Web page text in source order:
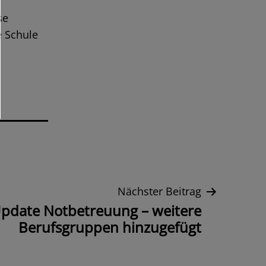
Nächster Beitrag
Notbetreuung – weitere
Berufsgruppen hinzugefügt